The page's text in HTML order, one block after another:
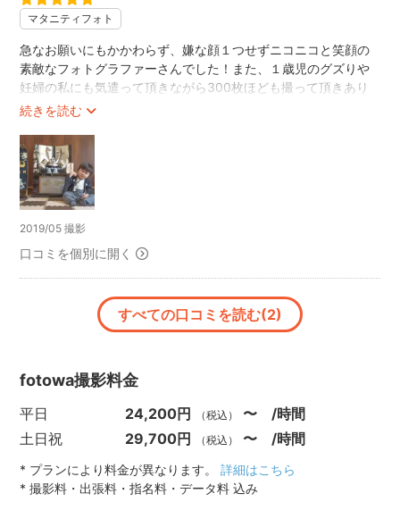
マタニティフォト
続きを読む
急なお願いにもかかわらず、嫌な顔１つせずニコニコと笑顔の
素敵なフォトグラファーさんでした！また、１歳児のグズりや
妊婦の私にも気遣って頂きながら300枚ほども撮って頂きあり
がたかったです。
2019/05 撮影
口コミを個別に開く
すべての口コミを読む(2)
fotowa撮影料金
平日 24,200円 （税込）
〜 /時間
土日祝
29,700円 （税込） 〜 /時間
* プランにより料金が異なります。詳細はこちら
* 撮影料・出張料・指名料・データ料 込み